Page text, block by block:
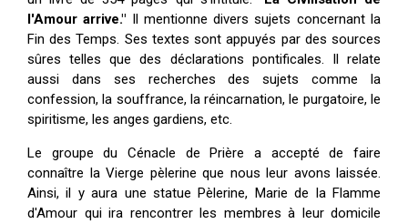
l'Amour arrive." Il mentionne divers sujets concernant la
Fin des Temps. Ses textes sont appuyés par des sources
sûres telles que des déclarations pontificales. Il relate
aussi dans ses recherches des sujets comme la
confession, la souffrance, la réincarnation, le purgatoire, le
spiritisme, les anges gardiens, etc.
Le groupe du Cénacle de Prière a accepté de faire
connaître la Vierge pèlerine que nous leur avons laissée.
Ainsi, il y aura une statue Pèlerine, Marie de la Flamme
d'Amour qui ira rencontrer les membres à leur domicile